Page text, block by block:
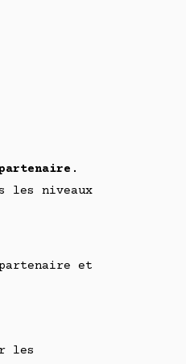
.
les niveaux
et
les